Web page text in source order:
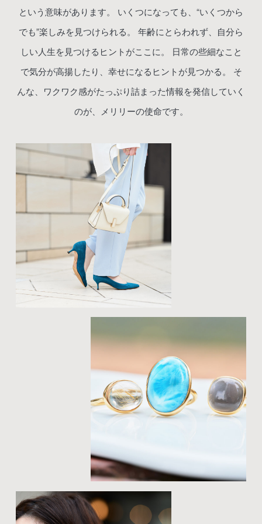
という意味があります。
いくつになっても、“いくつから
でも”楽しみを見つけられる。
年齢にとらわれず、自分ら
しい人生を見つけるヒントがここに。
日常の些細なこと
で気分が高揚したり、幸せになるヒントが見つかる。
そ
んな、ワクワク感がたっぷり詰まった情報を発信していく
のが、メリリーの使命です。